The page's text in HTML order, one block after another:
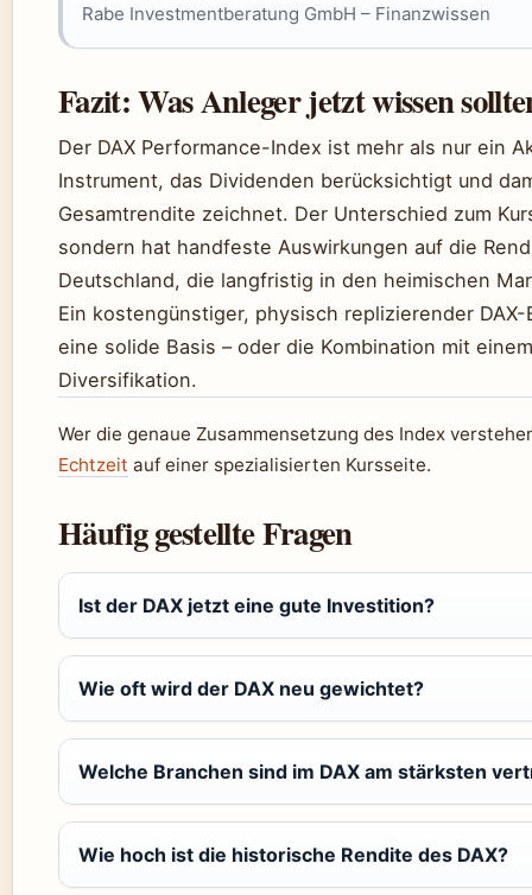
Rabe Investmentberatung GmbH – Finanzwissen
Fazit: Was Anleger jetzt wissen
Der DAX Performance-Index ist mehr als nur ein
Instrument, das Dividenden berücksichtigt und
Gesamtrendite zeichnet. Der Unterschied zum
sondern hat handfeste Auswirkungen auf die
Deutschland, die langfristig in den heimischen
Ein kostengünstiger, physisch replizierender
eine solide Basis – oder die Kombination mit
Diversifikation.
Wer die genaue Zusammensetzung des Index
Echtzeit auf einer spezialisierten Kursseite.
Häufig gestellte Fragen
Ist der DAX jetzt eine gute Investition?
Wie oft wird der DAX neu gewichtet?
Welche Branchen sind im DAX am stärksten
Wie hoch ist die historische Rendite des DAX?